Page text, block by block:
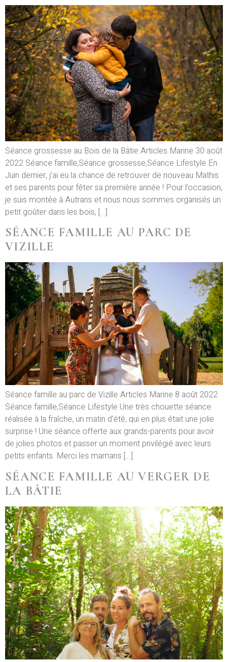
Séance grossesse au Bois de la Bâtie Articles Marine 30 août
2022 Séance famille,Séance grossesse,Séance Lifestyle En
Juin dernier, j’ai eu la chance de retrouver de nouveau Mathis
et ses parents pour fêter sa première année ! Pour l’occasion,
je suis montée à Autrans et nous nous sommes organisés un
petit goûter dans les bois, […]
SÉANCE FAMILLE AU PARC DE
VIZILLE
Séance famille au parc de Vizille Articles Marine 8 août 2022
Séance famille,Séance Lifestyle Une très chouette séance
réalisée à la fraîche, un matin d’été, qui en plus était une jolie
surprise ! Une séance offerte aux grands-parents pour avoir
de jolies photos et passer un moment privilégié avec leurs
petits enfants. Merci les mamans […]
SÉANCE FAMILLE AU VERGER DE
LA BÂTIE